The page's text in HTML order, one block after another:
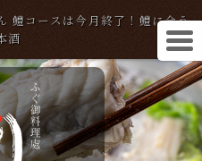
鱧コースは今月終了！鱧に合う
酒